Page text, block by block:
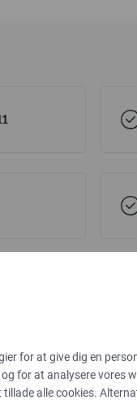
for at give dig en
for at analysere vores
tillade alle cookies.